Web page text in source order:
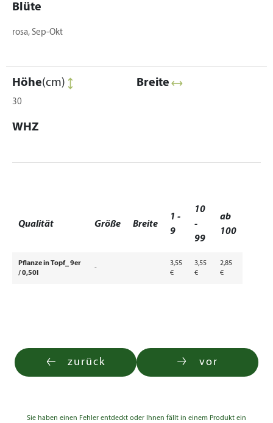
Blüte
rosa, Sep-Okt
Höhe(cm)
30
Breite
WHZ
Qualität Größe Breite
1 -
9
10
-
99
ab
100
Pflanze in Topf_ 9er
/ 0,50l
-
3,55
€
3,55
€
2,85
€
zurück vor
Sie haben einen Fehler entdeckt oder Ihnen fällt in einem Produkt ein